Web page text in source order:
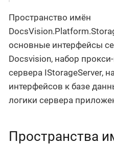
Пространство имён
основные интерфейсы
Docsvision, набор
сервера IStorageServer,
интерфейсов к базе
логики сервера
Пространства